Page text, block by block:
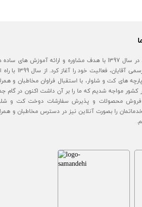
آقای مُد در سال 1397 با هدف مشاوره و ارائه آموزش های
استایل رسمی آقایان،
های کت و شلوار، با استقبال فراوان مخاطبان و
کشور مواجه شدیم که ما را بر آن داشت اکنون در گام
محصولات و پذیرش سفارشات دوخت کت و
خدماتمان را بصورت آنلاین نیز در دسترس مخاطبان و